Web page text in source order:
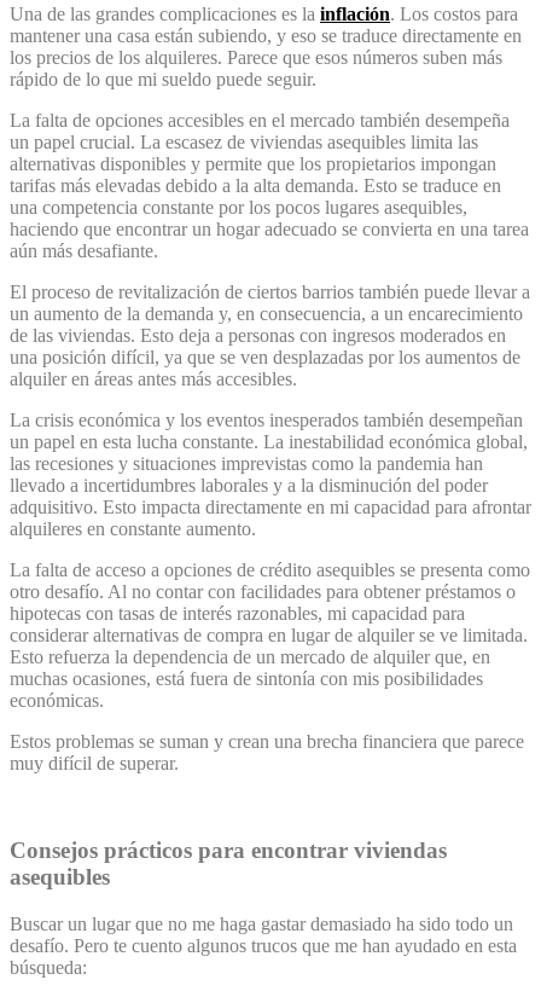
Una de las grandes complicaciones es la inflación. Los costos para
mantener una casa están subiendo, y eso se traduce directamente en
los precios de los alquileres. Parece que esos números suben más
rápido de lo que mi sueldo puede seguir.
La falta de opciones accesibles en el mercado también desempeña
un papel crucial. La escasez de viviendas asequibles limita las
alternativas disponibles y permite que los propietarios impongan
tarifas más elevadas debido a la alta demanda. Esto se traduce en
una competencia constante por los pocos lugares asequibles,
haciendo que encontrar un hogar adecuado se convierta en una tarea
aún más desafiante.
El proceso de revitalización de ciertos barrios también puede llevar a
un aumento de la demanda y, en consecuencia, a un encarecimiento
de las viviendas. Esto deja a personas con ingresos moderados en
una posición difícil, ya que se ven desplazadas por los aumentos de
alquiler en áreas antes más accesibles.
La crisis económica y los eventos inesperados también desempeñan
un papel en esta lucha constante. La inestabilidad económica global,
las recesiones y situaciones imprevistas como la pandemia han
llevado a incertidumbres laborales y a la disminución del poder
adquisitivo. Esto impacta directamente en mi capacidad para afrontar
alquileres en constante aumento.
La falta de acceso a opciones de crédito asequibles se presenta como
otro desafío. Al no contar con facilidades para obtener préstamos o
hipotecas con tasas de interés razonables, mi capacidad para
considerar alternativas de compra en lugar de alquiler se ve limitada.
Esto refuerza la dependencia de un mercado de alquiler que, en
muchas ocasiones, está fuera de sintonía con mis posibilidades
económicas.
Estos problemas se suman y crean una brecha financiera que parece
muy difícil de superar.
Consejos prácticos para encontrar viviendas
asequibles
Buscar un lugar que no me haga gastar demasiado ha sido todo un
desafío. Pero te cuento algunos trucos que me han ayudado en esta
búsqueda: